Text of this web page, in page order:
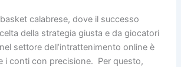
calabrese, dove il successo
della strategia giusta e da giocatori
settore dell’intrattenimento online è
i conti con precisione. Per questo,